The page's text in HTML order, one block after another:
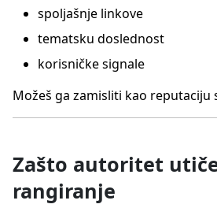
spoljašnje linkove
tematsku doslednost
korisničke signale
Možeš ga zamisliti kao reputaciju
Zašto autoritet
rangiranje